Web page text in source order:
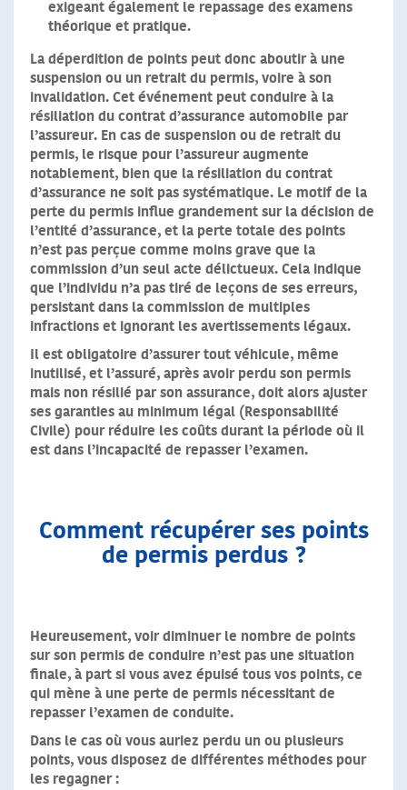
exigeant également le repassage des examens
théorique et pratique.
La déperdition de points peut donc aboutir à une
suspension ou un retrait du permis, voire à son
invalidation. Cet événement peut conduire à la
résiliation du contrat d’assurance automobile par
l’assureur. En cas de suspension ou de retrait du
permis, le risque pour l’assureur augmente
notablement, bien que la résiliation du contrat
d’assurance ne soit pas systématique. Le motif de la
perte du permis influe grandement sur la décision de
l’entité d’assurance, et la perte totale des points
n’est pas perçue comme moins grave que la
commission d’un seul acte délictueux. Cela indique
que l’individu n’a pas tiré de leçons de ses erreurs,
persistant dans la commission de multiples
infractions et ignorant les avertissements légaux.
Il est obligatoire d’assurer tout véhicule, même
inutilisé, et l’assuré, après avoir perdu son permis
mais non résilié par son assurance, doit alors ajuster
ses garanties au minimum légal (Responsabilité
Civile) pour réduire les coûts durant la période où il
est dans l’incapacité de repasser l’examen.
Comment récupérer ses points
de permis perdus ?
Heureusement, voir diminuer le nombre de points
sur son permis de conduire n’est pas une situation
finale, à part si vous avez épuisé tous vos points, ce
qui mène à une perte de permis nécessitant de
repasser l’examen de conduite.
Dans le cas où vous auriez perdu un ou plusieurs
points, vous disposez de différentes méthodes pour
les regagner :